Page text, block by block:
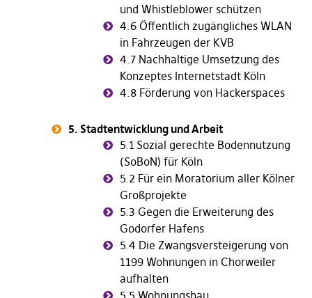
und Whistleblower schützen
4.6 Öffentlich zugängliches WLAN
in Fahrzeugen der KVB
4.7 Nachhaltige Umsetzung des
Konzeptes Internetstadt Köln
4.8 Förderung von Hackerspaces
5. Stadtentwicklung und Arbeit
5.1 Sozial gerechte Bodennutzung
(SoBoN) für Köln
5.2 Für ein Moratorium aller Kölner
Großprojekte
5.3 Gegen die Erweiterung des
Godorfer Hafens
5.4 Die Zwangsversteigerung von
1199 Wohnungen in Chorweiler
aufhalten
5.5 Wohnungsbau